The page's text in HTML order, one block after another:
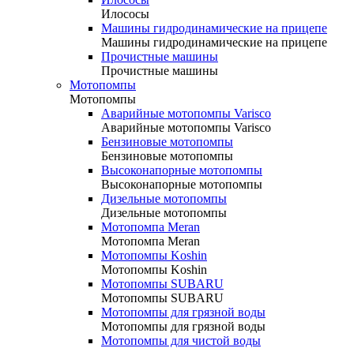
Илососы
Машины гидродинамические на прицепе
Машины гидродинамические на прицепе
Прочистные машины
Прочистные машины
Мотопомпы
Мотопомпы
Аварийные мотопомпы Varisco
Аварийные мотопомпы Varisco
Бензиновые мотопомпы
Бензиновые мотопомпы
Высоконапорные мотопомпы
Высоконапорные мотопомпы
Дизельные мотопомпы
Дизельные мотопомпы
Мотопомпа Meran
Мотопомпа Meran
Мотопомпы Koshin
Мотопомпы Koshin
Мотопомпы SUBARU
Мотопомпы SUBARU
Мотопомпы для грязной воды
Мотопомпы для грязной воды
Мотопомпы для чистой воды